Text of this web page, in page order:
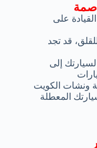
على
قد تجد
إلى
ونشات الكويت
المعطلة